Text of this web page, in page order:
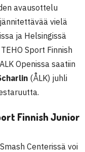
avausottelu
vielä
ja Helsingissä
Sport Finnish
Openissa saatiin
(ÅLK) juhli
Finnish Junior
Centerissä voi